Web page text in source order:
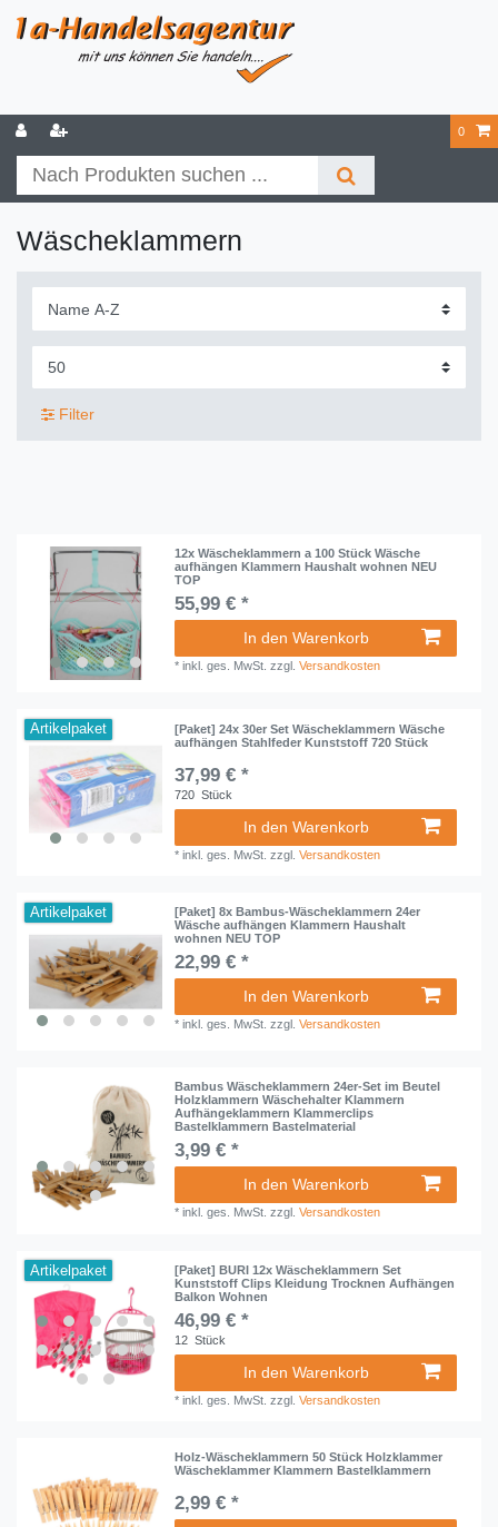
0
Wäscheklammern
Filter
12x Wäscheklammern a 100 Stück Wäsche
aufhängen Klammern Haushalt wohnen NEU
TOP
55,99 € *
In den Warenkorb
*inkl. ges. MwSt. zzgl.Versandkosten
Artikelpaket
[Paket] 24x 30er Set Wäscheklammern Wäsche
aufhängen Stahlfeder Kunststoff 720 Stück
37,99 € *
720 Stück
In den Warenkorb
*inkl. ges. MwSt. zzgl.Versandkosten
Artikelpaket
[Paket] 8x Bambus-Wäscheklammern 24er
Wäsche aufhängen Klammern Haushalt
wohnen NEU TOP
22,99 € *
In den Warenkorb
*inkl. ges. MwSt. zzgl.Versandkosten
Bambus Wäscheklammern 24er-Set im Beutel
Holzklammern Wäschehalter Klammern
Aufhängeklammern Klammerclips
Bastelklammern Bastelmaterial
3,99 € *
In den Warenkorb
*inkl. ges. MwSt. zzgl.Versandkosten
Artikelpaket
[Paket] BURI 12x Wäscheklammern Set
Kunststoff Clips Kleidung Trocknen Aufhängen
Balkon Wohnen
46,99 € *
12 Stück
In den Warenkorb
*inkl. ges. MwSt. zzgl.Versandkosten
Holz-Wäscheklammern 50 Stück Holzklammer
Wäscheklammer Klammern Bastelklammern
2,99 € *